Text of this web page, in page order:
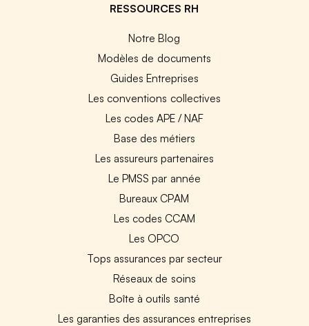
RESSOURCES RH
Notre Blog
Modèles de documents
Guides Entreprises
Les conventions collectives
Les codes APE / NAF
Base des métiers
Les assureurs partenaires
Le PMSS par année
Bureaux CPAM
Les codes CCAM
Les OPCO
Tops assurances par secteur
Réseaux de soins
Boîte à outils santé
Les garanties des assurances entreprises